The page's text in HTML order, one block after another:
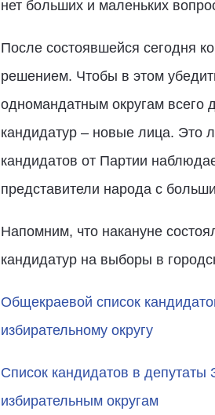
нет больших и маленьких
После состоявшейся сегодня
решением. Чтобы в этом
одномандатным округам всего
кандидатур – новые лица. Это
кандидатов от Партии
представители народа с
Напомним, что накануне
кандидатур на выборы в
Общекраевой список
избирательному округу
Список кандидатов в
избирательным округам